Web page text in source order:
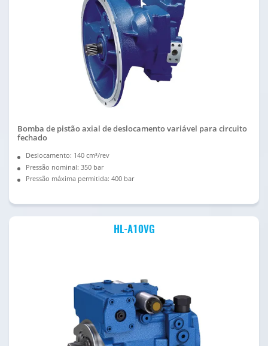
Bomba de pistão axial de deslocamento variável para circuito
fechado
Deslocamento: 140 cm³/rev
Pressão nominal: 350 bar
Pressão máxima permitida: 400 bar
HL-A10VG